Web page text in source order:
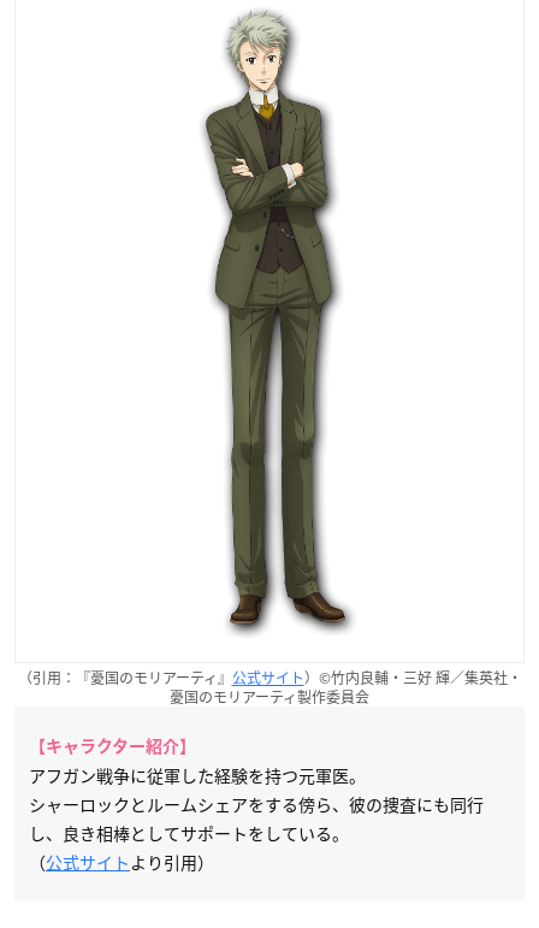
（引用：『憂国のモリアーティ』 公式サイト）©竹内良輔・三好 輝／集英社・
憂国のモリアーティ製作委員会
【キャラクター紹介】
アフガン戦争に従軍した経験を持つ元軍医。
シャーロックとルームシェアをする傍ら、彼の捜査にも同行
し、良き相棒としてサポートをしている。
（公式サイト より引用）